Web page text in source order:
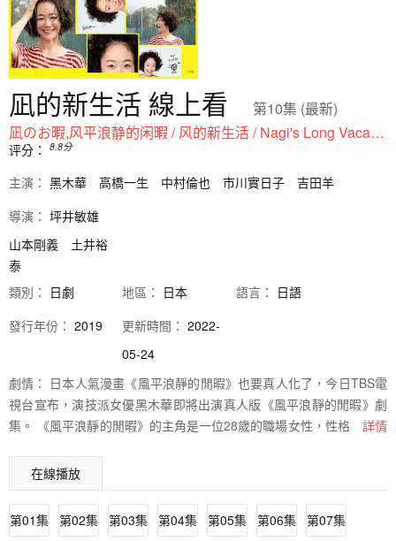
凪的新生活 線上看
第10集 (最新)
凪のお暇,风平浪静的闲暇 / 风的新生活 / Nagi's Long Vacation / Nagi no Oitoma
评分： 8.8分
主演： 黑木華 高橋一生 中村倫也 市川實日子
吉田羊
導演： 坪井敏雄
山本剛義
土井裕
泰
類別： 日劇 地區： 日本 語言： 日語
發行年份： 2019 更新時間： 2022-
05-24
劇情： 日本人氣漫畫《風平浪靜的閒暇》也要真人化了，今日TBS電
視台宣布，演技派女優黑木華即將出演真人版《風平浪靜的閒暇》劇
集。 《風平浪靜的閒暇》的主角是一位28歲的職場女性，性格老好人
她開始反省自己的人生，決定辭掉工作、甩掉男友、退掉租房，斷絕
所有過去的聯繫，重新開始人生。 黑木華表示，這個故事很有趣，自
己也很喜歡，現實生活里也是和女主角一樣的性格，所以很明白她的
那種容易焦躁的個性。該劇目前正在拍攝中，計劃將於7月在TBS電視
詳情
在線播放
第01集 第02集 第03集 第04集 第05集 第06集 第07集